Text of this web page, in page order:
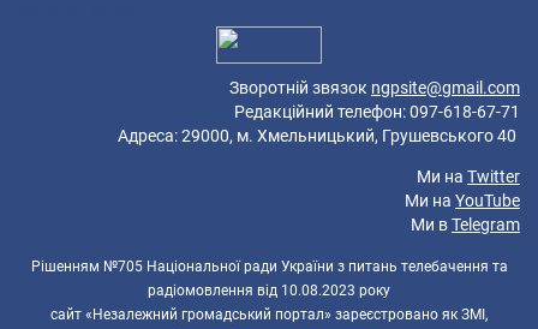
Зворотній звязок ngpsite@gmail.com
Редакційний телефон: 097-618-67-71
Адреса: 29000, м. Хмельницький, Грушевського 40
Ми на Twitter
Ми на YouTube
Ми вTelegram
Рішенням №705 Національної ради України з питань телебачення та
радіомовлення від 10.08.2023 року
сайт «Незалежний громадський портал» зареєстровано як ЗМІ,